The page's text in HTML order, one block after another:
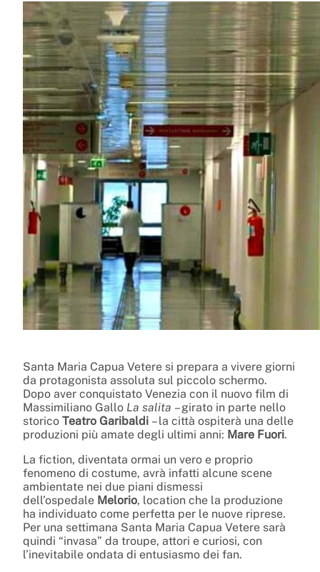
Santa Maria Capua Vetere si prepara a vivere giorni
da protagonista assoluta sul piccolo schermo.
Dopo aver conquistato Venezia con il nuovo film di
Massimiliano Gallo La salita – girato in parte nello
storico Teatro Garibaldi – la città ospiterà una delle
produzioni più amate degli ultimi anni: Mare Fuori.
La fiction, diventata ormai un vero e proprio
fenomeno di costume, avrà infatti alcune scene
ambientate nei due piani dismessi
dell’ospedale Melorio, location che la produzione
ha individuato come perfetta per le nuove riprese.
Per una settimana Santa Maria Capua Vetere sarà
quindi “invasa” da troupe, attori e curiosi, con
l’inevitabile ondata di entusiasmo dei fan.